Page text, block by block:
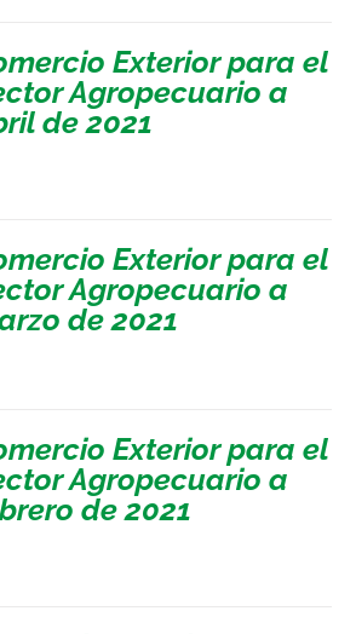
Exterior para el
Agropecuario a
de 2021
Exterior para el
Agropecuario a
de 2021
Exterior para el
Agropecuario a
de 2021